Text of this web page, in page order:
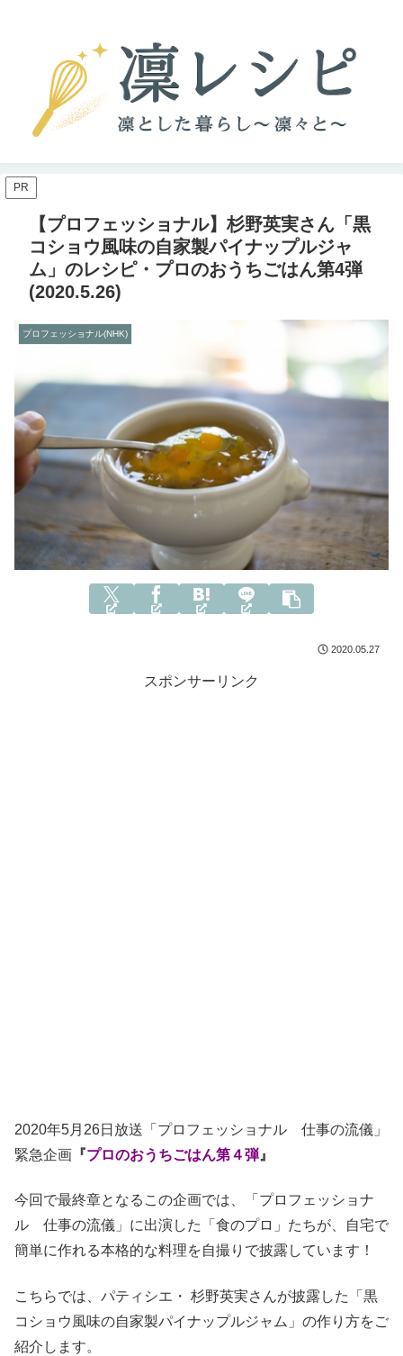
PR
【プロフェッショナル】杉野英実さん「黒
コショウ風味の自家製パイナップルジャ
ム」のレシピ・プロのおうちごはん第4弾
(2020.5.26)
プロフェッショナル(NHK)
2020.05.27
スポンサーリンク
2020年5月26日放送「プロフェッショナル 仕事の流儀」
緊急企画 『プロのおうちごはん第４弾』
今回で最終章となるこの企画では、「プロフェッショナ
ル 仕事の流儀」に出演した「食のプロ」たちが、自宅で
簡単に作れる本格的な料理を自撮りで披露しています！
こちらでは、パティシエ・ 杉野英実さんが披露した「黒
コショウ風味の自家製パイナップルジャム」の作り方をご
紹介します。